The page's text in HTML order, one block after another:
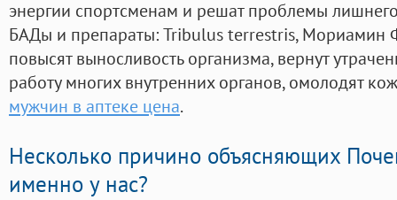
энергии спортсменам и решат проблемы
БАДы и препараты:Tribulus terrestris, Мориамин
повысят выносливость организма, вернут
работу многих внутренних органов, омолодят
мужчин в аптеке цена.
Несколько причино объясняющих
именно у нас?